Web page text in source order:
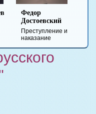
Федор
Достоевский
Преступление и
наказание